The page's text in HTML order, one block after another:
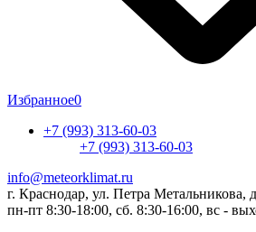
Избранное0
+7 (993) 313-60-03
+7 (993) 313-60-03
info@meteorklimat.ru
г. Краснодар, ул. Петра Метальникова,
пн-пт 8:30-18:00, сб. 8:30-16:00, вс -